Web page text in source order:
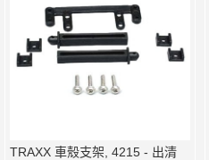
TRAXX 車殼支架, 4215 - 出清